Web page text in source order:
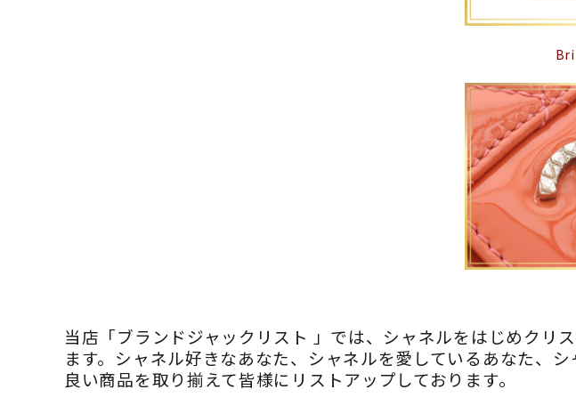
当店「ブランドジャックリスト 」では、シャネルをはじめクリ
ます。シャネル好きなあなた、シャネルを愛しているあなた、
良い商品を取り揃えて皆様にリストアップしております。